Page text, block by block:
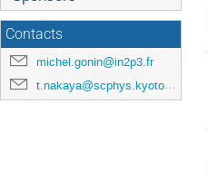
Contacts
michel.gonin@in2p3.fr
t.nakaya@scphys.kyoto-u.ac.jp